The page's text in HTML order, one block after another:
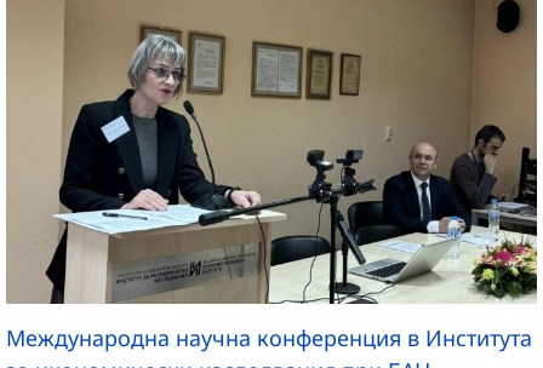
Международна научна конференция в Института